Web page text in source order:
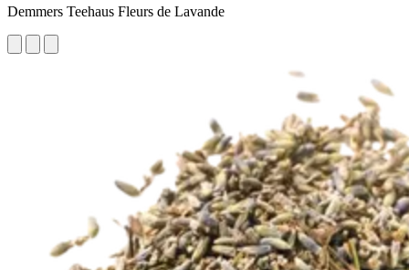
Demmers Teehaus Fleurs de Lavande